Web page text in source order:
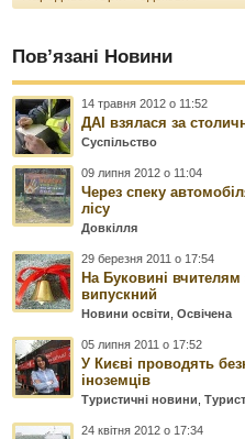
Пов’язані Новини
14 травня 2012 о 11:52
ДАІ взялася за
Суспільство
09 липня 2012 о 11:04
Через спеку
лісу
Довкілля
29 березня 2011 о 17:54
На Буковині
випускний
Новини освіти ,Освічена
05 липня 2011 о 17:52
У Києві проводять
іноземців
Туристичні новини ,
24 квітня 2012 о 17:34